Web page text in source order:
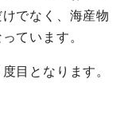
でなく、海産物
ています。
目となります。